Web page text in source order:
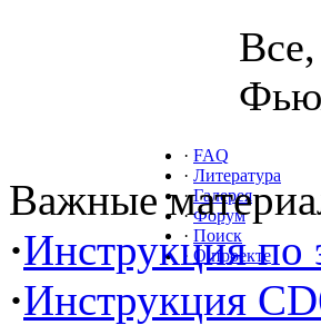
· FAQ
· Литература
· Галерея
· Форум
· Поиск
· О проекте
Важные
·Инструкция по
·Инструкция